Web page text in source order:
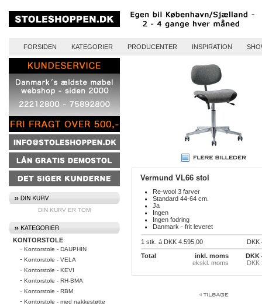
FORSIDEN KATEGORIER PRODUCENTER INSPIRATION
DIN KURV ER TOM
KONTORSTOLE
- Kontorstole - DAUPHIN
- Kontorstole - VELA
- Kontorstole - KEVI
- Kontorstole - RH-BMA
- Kontorstole - RBM
- Kontorstole - med nakkestøtte
Vermund VL66 stol
Re-wool 3 farver
Standard 44-64 cm.
Ja
Ingen
Ingen fodring
Danmark - frit leveret
1 stk. á DKK 4.595,00
DKK
Total
inkl. moms
DKK
ekskl. moms
DKK